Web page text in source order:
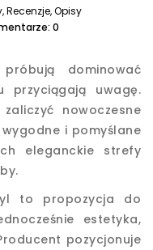
Recenzje, Opisy
0
dominować
uwagę.
nowoczesne
i pomyślane
eleganckie strefy
to propozycja do
estetyka,
pozycjonuje